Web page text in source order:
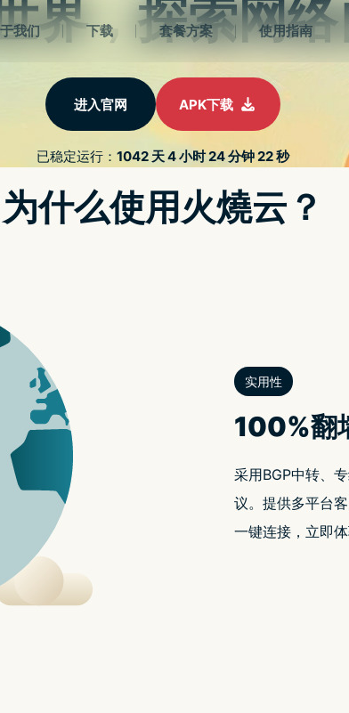
2022最新strongvpn